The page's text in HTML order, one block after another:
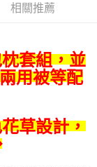
。
，可透過四大超商／
。
需透過AFTEE先享
示為準，若有關於
「AFTEE先享後付
相關推薦
套組，並
用被等配
草設計，